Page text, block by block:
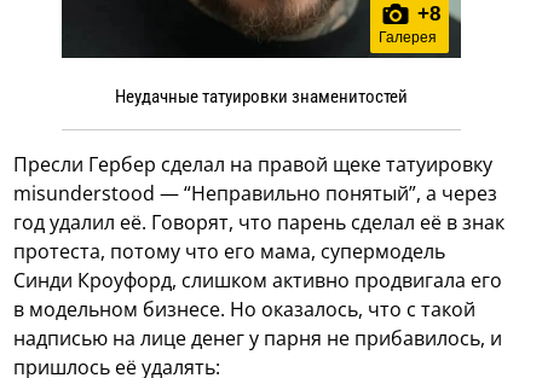
+8
Галерея
Неудачные татуировки знаменитостей
Пресли Гербер сделал на правой щеке татуировку
misunderstood — “Неправильно понятый”, а через
год удалил её. Говорят, что парень сделал её в знак
протеста, потому что его мама, супермодель
Синди Кроуфорд, слишком активно продвигала его
в модельном бизнесе. Но оказалось, что с такой
надписью на лице денег у парня не прибавилось, и
пришлось её удалять: